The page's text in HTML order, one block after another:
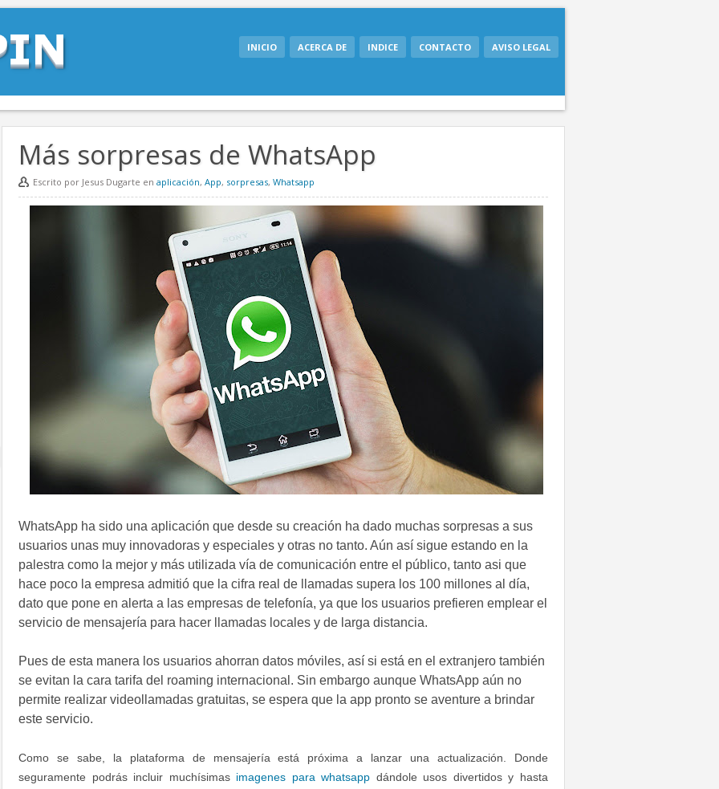
INICIO ACERCA DE INDICE CONTACTO AVISO LEGAL
Más sorpresas de WhatsApp
Escrito por Jesus Dugarte en aplicación, App, sorpresas, Whatsapp
WhatsApp ha sido una aplicación que desde su creación ha dado muchas sorpresas a sus
usuarios unas muy innovadoras y especiales y otras no tanto. Aún así sigue estando en la
palestra como la mejor y más utilizada vía de comunicación entre el público, tanto asi que
hace poco la empresa admitió que la cifra real de llamadas supera los 100 millones al día,
dato que pone en alerta a las empresas de telefonía, ya que los usuarios prefieren emplear el
servicio de mensajería para hacer llamadas locales y de larga distancia.
Pues de esta manera los usuarios ahorran datos móviles, así si está en el extranjero también
se evitan la cara tarifa del roaming internacional. Sin embargo aunque WhatsApp aún no
permite realizar videollamadas gratuitas, se espera que la app pronto se aventure a brindar
este servicio.
Como se sabe, la plataforma de mensajería está próxima a lanzar una actualización. Donde
seguramente podrás incluir muchísimas imagenes para whatsapp dándole usos divertidos y hasta